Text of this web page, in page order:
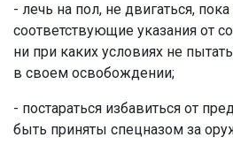
- лечь на пол, не двигаться,
соответствующие указания от
ни при каких условиях не
в своем освобождении;
- постараться избавиться от
быть приняты спецназом за